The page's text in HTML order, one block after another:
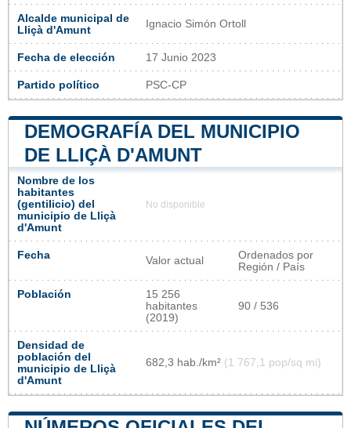
Alcalde municipal de
Lliçà d'Amunt
Ignacio Simón Ortoll
Fecha de elección 17 Junio 2023
Partido político PSC-CP
DEMOGRAFÍA DEL MUNICIPIO
DE LLIÇÀ D'AMUNT
Nombre de los
habitantes
(gentilicio) del
municipio de Lliçà
d'Amunt
No disponible
Fecha Valor actual
Ordenados por
Región / País
Población
15 256
habitantes
(2019)
90 / 536
Densidad de
población del
municipio de Lliçà
d'Amunt
682,3 hab./km² (1 767,1 pop/sq mi)